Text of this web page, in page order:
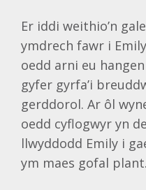
Er iddi weithio’n
ymdrech fawr i
oedd arni eu
gyfer gyrfa’i
gerddorol. Ar ôl
oedd cyflogwyr yn
llwyddodd Emily i
ym maes gofal plant.